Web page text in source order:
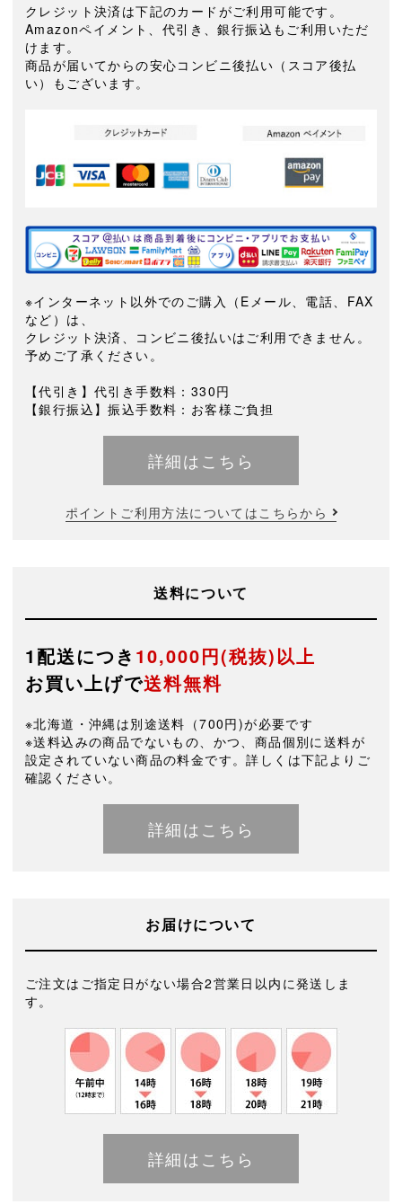
クレジット決済は下記のカードがご利用可能です。
Amazonペイメント、代引き、銀行振込もご利用いただ
けます。
商品が届いてからの安心コンビニ後払い（スコア後払
い）もございます。
※インターネット以外でのご購入（Eメール、電話、FAX
など）は、
クレジット決済、コンビニ後払いはご利用できません。
予めご了承ください。
【代引き】代引き手数料：330円
【銀行振込】振込手数料：お客様ご負担
詳細はこちら
ポイントご利用方法についてはこちらから
送料について
1配送につき 10,000円(税抜)以上
お買い上げで送料無料
※北海道・沖縄は別途送料（700円)が必要です
※送料込みの商品でないもの、かつ、商品個別に送料が
設定されていない商品の料金です。詳しくは下記よりご
確認ください。
詳細はこちら
お届けについて
ご注文はご指定日がない場合2営業日以内に発送しま
す。
詳細はこちら